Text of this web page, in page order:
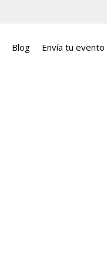
Blog Envía tu evento